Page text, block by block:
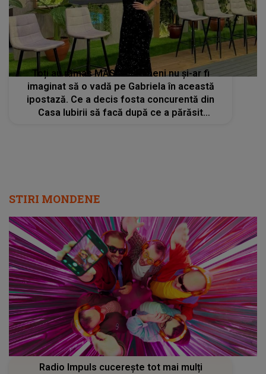
Toți au rămas MASCĂ ! Nimeni nu și-ar fi
imaginat să o vadă pe Gabriela în această
ipostază. Ce a decis fosta concurentă din
Casa Iubirii să facă după ce a părăsit
STIRI MONDENE
Radio Impuls cucerește tot mai mulți